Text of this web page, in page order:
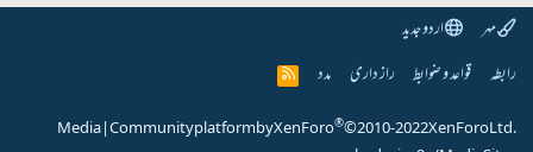
مہر
اردو جدید
رابطہ قواعد و ضوابط راز داری مدد
R
S
Community platform by XenForo®© 2010-2022 XenForo Ltd.
|
Media